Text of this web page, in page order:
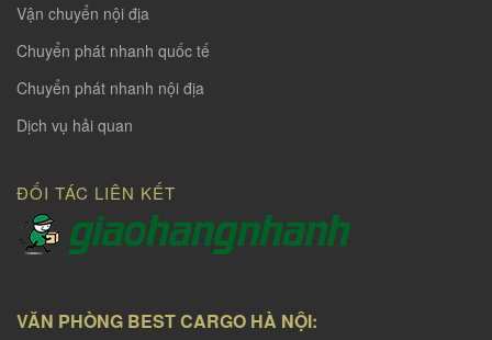
Vận chuyển nội địa
Chuyển phát nhanh quốc tế
Chuyển phát nhanh nội địa
Dịch vụ hải quan
ĐỐI TÁC LIÊN KẾT
VĂN PHÒNG BEST CARGO HÀ NỘI: